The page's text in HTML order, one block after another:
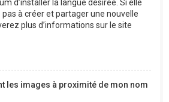
d’installer la langue désirée. Si elle
pas à créer et partager une nouvelle
plus d’informations sur le site
les images à proximité de mon nom